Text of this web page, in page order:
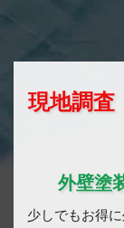
現地調査
外壁塗
少しでもお得